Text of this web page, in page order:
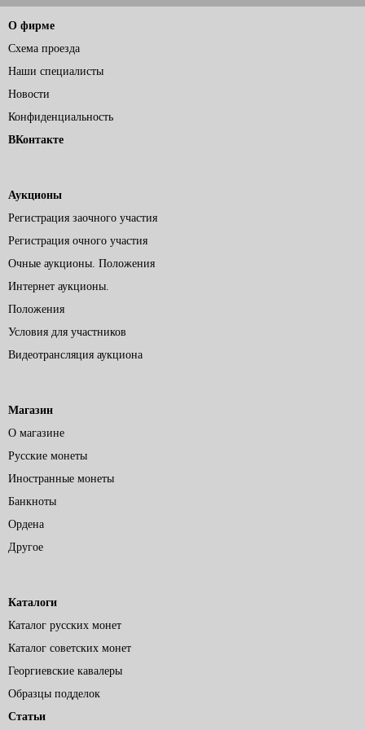
О фирме
Схема проезда
Наши специалисты
Новости
Конфиденциальность
ВКонтакте
Аукционы
Регистрация заочного участия
Регистрация очного участия
Очные аукционы. Положения
Интернет аукционы.
Положения
Условия для участников
Видеотрансляция аукциона
Магазин
О магазине
Русские монеты
Иностранные монеты
Банкноты
Ордена
Другое
Каталоги
Каталог русских монет
Каталог советских монет
Георгиевские кавалеры
Образцы подделок
Статьи